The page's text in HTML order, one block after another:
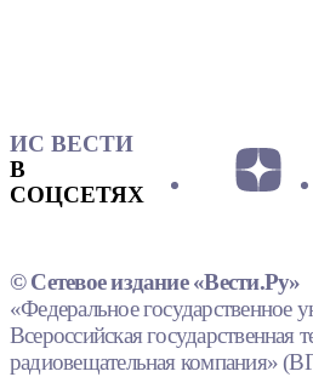
ИС ВЕСТИ
В
СОЦСЕТЯХ
© Сетевое издание «Вести.Ру»
«Федеральное государственное
Всероссийская государственная
радиовещательная компания»